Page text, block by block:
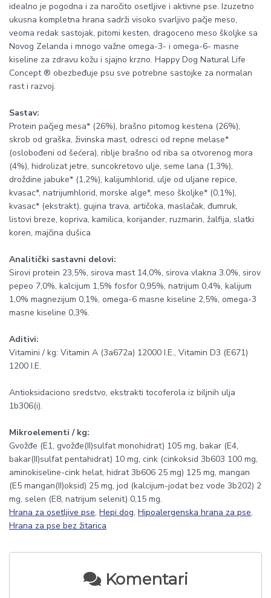
idealno je pogodna i za naročito osetljive i aktivne pse. Izuzetno
ukusna kompletna hrana sadrži visoko svarljivo pačje meso,
veoma redak sastojak, pitomi kesten, dragoceno meso školjke sa
Novog Zelanda i mnogo važne omega-3- i omega-6- masne
kiseline za zdravu kožu i sjajno krzno. Happy Dog Natural Life
Concept ® obezbeđuje psu sve potrebne sastojke za normalan
rast i razvoj.
Sastav:
Protein pačjeg mesa* (26%), brašno pitomog kestena (26%),
skrob od graška, živinska mast, odresci od repne melase*
(oslobođeni od šećera), riblje brašno od riba sa otvorenog mora
(4%), hidrolizat jetre, suncokretovo ulje, seme lana (1,3%),
droždine jabuke* (1,2%), kalijumhlorid, ulje od uljane repice,
kvasac*, natrijumhlorid, morske alge*, meso školjke* (0,1%),
kvasac* (ekstrakt), gujina trava, artičoka, maslačak, đumruk,
listovi breze, kopriva, kamilica, korijander, ruzmarin, žalfija, slatki
koren, majčina dušica
Analitički sastavni delovi:
Sirovi protein 23,5%, sirova mast 14,0%, sirova vlakna 3.0%, sirov
pepeo 7,0%, kalcijum 1,5% fosfor 0,95%, natrijum 0,4%, kalijum
1,0% magnezijum 0,1%, omega-6 masne kiseline 2,5%, omega-3
masne kiseline 0,3%.
Aditivi:
Vitamini / kg: Vitamin A (3a672a) 12000 I.E., Vitamin D3 (E671)
1200 I.E.
Antioksidaciono sredstvo, ekstrakti tocoferola iz biljnih ulja
1b306(i).
Mikroelementi / kg:
Gvožđe (E1, gvožđe(II)sulfat monohidrat) 105 mg, bakar (E4,
bakar(II)sulfat pentahidrat) 10 mg, cink (cinkoksid 3b603 100 mg,
aminokiseline-cink helat, hidrat 3b606 25 mg) 125 mg, mangan
(E5 mangan(II)oksid) 25 mg, jod (kalcijum-jodat bez vode 3b202) 2
mg, selen (E8, natrijum selenit) 0,15 mg.
Hrana za osetljive pse, Hepi dog, Hipoalergenska hrana za pse,
Hrana za pse bez žitarica
Komentari